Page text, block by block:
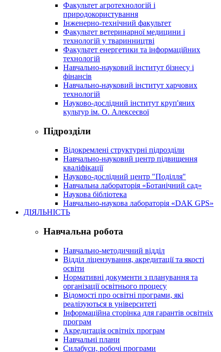
Факультет агротехнологій і
природокористування
Інженерно-технічний факультет
Факультет ветеринарної медицини і
технологій у тваринництві
Факультет енергетики та інформаційних
технологій
Навчально-науковий інститут бізнесу і
фінансів
Навчально-науковий інститут харчових
технологій
Науково-дослідний інститут круп'яних
культур ім. О. Алексеєвої
Підрозділи
Відокремлені структурні підрозділи
Навчально-науковий центр підвищення
кваліфікації
Науково-дослідний центр "Поділля"
Навчальна лабораторія «Ботанічний сад»
Наукова бібліотека
Навчально-наукова лабораторія «DAK GPS»
ДІЯЛЬНІСТЬ
Навчальна робота
Навчально-методичний відділ
Відділ ліцензування, акредитації та якості
освіти
Нормативні документи з планування та
організації освітнього процесу
Відомості про освітні програми, які
реалізуються в університеті
Інформаційна сторінка для гарантів освітніх
програм
Акредитація освітніх програм
Навчальні плани
Силабуси, робочі програми